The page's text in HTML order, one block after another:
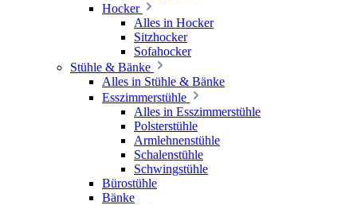
Hocker
Alles in Hocker
Sitzhocker
Sofahocker
Stühle & Bänke
Alles in Stühle & Bänke
Esszimmerstühle
Alles in Esszimmerstühle
Polsterstühle
Armlehnenstühle
Schalenstühle
Schwingstühle
Bürostühle
Bänke